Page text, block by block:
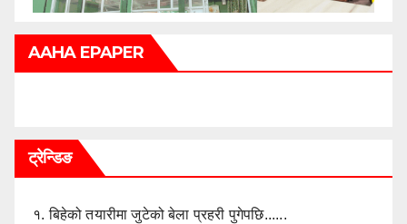
AAHA EPAPER
ट्रेन्डिङ
१.बिहेको तयारीमा जुटेको बेला प्रहरी पुगेपछि......